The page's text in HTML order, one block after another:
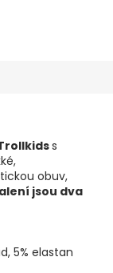
s
obuv,
jsou dva
5% elastan